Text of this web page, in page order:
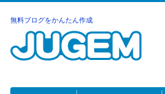
無料ブログをかんたん作成